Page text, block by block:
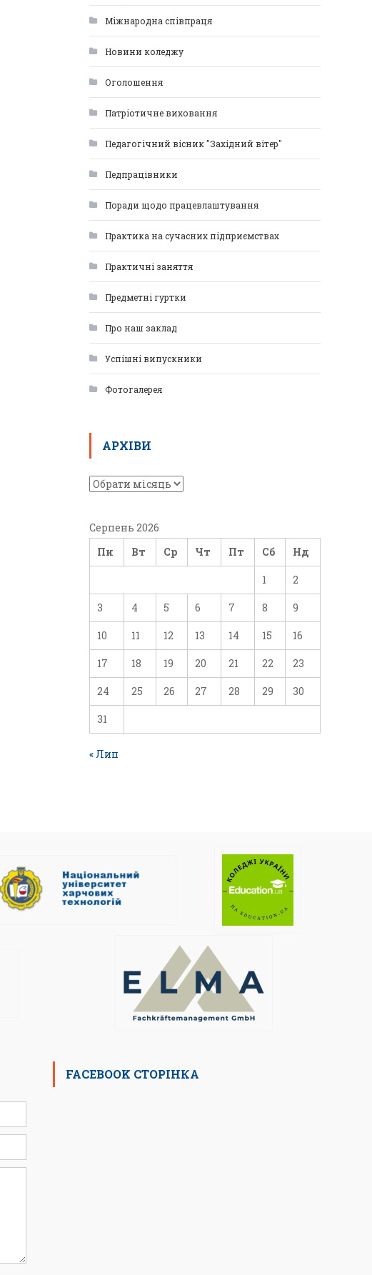
Міжнародна співпраця
Новини коледжу
Оголошення
Патріотичне виховання
Педагогічний вісник "Західний вітер"
Педпрацівники
Поради щодо працевлаштування
Практика на сучасних підприємствах
Практичні заняття
Предметні гуртки
Про наш заклад
Успішні випускники
Фотогалерея
АРХІВИ
Серпень 2026
Пн
Вт Ср Чт Пт Сб Нд
1 2
3 4 5 6 7 8 9
10 11 12 13 14 15 16
17 18 19 20 21 22 23
24 25 26 27 28 29 30
31
« Лип
FACEBOOK СТОРІНКА